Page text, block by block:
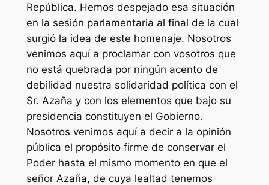
República. Hemos despejado esa situación
en la sesión parlamentaria al final de la cual
surgió la idea de este homenaje. Nosotros
venimos aquí a proclamar con vosotros que
no está quebrada por ningún acento de
debilidad nuestra solidaridad política con el
Sr. Azaña y con los elementos que bajo su
presidencia constituyen el Gobierno.
Nosotros venimos aquí a decir a la opinión
pública el propósito firme de conservar el
Poder hasta el mismo momento en que el
señor Azaña, de cuya lealtad tenemos